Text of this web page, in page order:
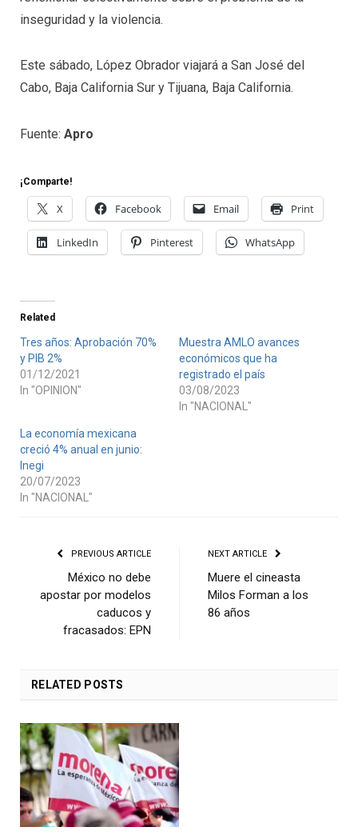
inseguridad y la violencia.
Este sábado, López Obrador viajará a San José del
Cabo, Baja California Sur y Tijuana, Baja California.
Fuente: Apro
¡Comparte!
X Facebook Email Print
LinkedIn Pinterest WhatsApp
Related
Tres años: Aprobación 70%
y PIB 2%
01/12/2021
In "OPINION"
Muestra AMLO avances
económicos que ha
registrado el país
03/08/2023
In "NACIONAL"
La economía mexicana
creció 4% anual en junio:
Inegi
20/07/2023
In "NACIONAL"
PREVIOUS ARTICLE
México no debe
apostar por modelos
caducos y
fracasados: EPN
NEXT ARTICLE
Muere el cineasta
Milos Forman a los
86 años
RELATED POSTS